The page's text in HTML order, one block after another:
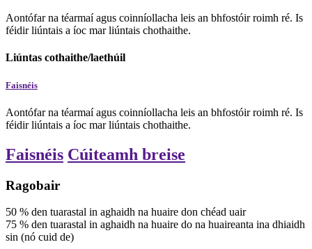
Aontófar na téarmaí agus coinníollacha leis an bhfostóir roimh ré. Is
féidir liúntais a íoc mar liúntais chothaithe.
Liúntas cothaithe/laethúil
Faisnéis
Aontófar na téarmaí agus coinníollacha leis an bhfostóir roimh ré. Is
féidir liúntais a íoc mar liúntais chothaithe.
Faisnéis Cúiteamh breise
Ragobair
50 % den tuarastal in aghaidh na huaire don chéad uair
75 % den tuarastal in aghaidh na huaire do na huaireanta ina dhiaidh
sin (nó cuid de)